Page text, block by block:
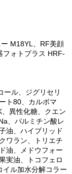
M18YL、RF美顔
フォトプラス HRF-
ール、ジグリセリ
ト80、カルボマ
異性化糖、クエン
、パルミチン酸レ
油、ハイブリッド
ワラン、トリエチ
油、メドウフォー
実油、トコフェロ
ル加水分解コラー